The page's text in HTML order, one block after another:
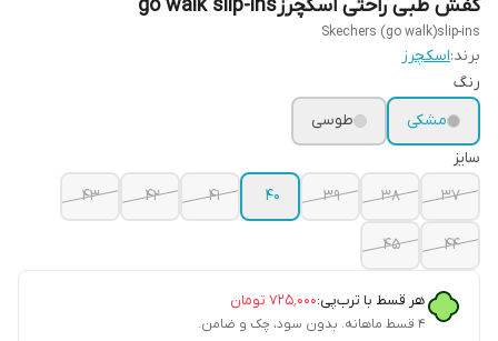
کفش طبی راحتی اسکچرزgo walk slip-ins
Skechers (go walk)slip-ins
برند:اسکچرز
رنگ
مشکی
طوسی
سایز
37
38
39
40
41
42
43
44
45
هر قسط با ترب‌پی:۷۲۵٬۰۰۰ تومان
۴ قسط ماهانه. بدون سود، چک و ضامن.